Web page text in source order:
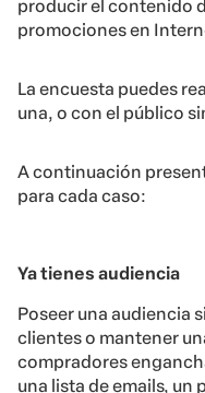
producir el contenido
promociones en
La encuesta puedes
una, o con el público
A continuación
para cada caso:
Ya tienes audiencia
Poseer una audiencia
clientes o mantener
compradores
una lista de emails, un